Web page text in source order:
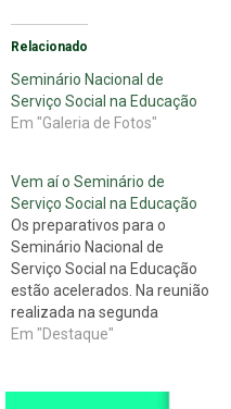
Relacionado
Seminário Nacional de
Serviço Social na Educação
Em "Galeria de Fotos"
Vem aí o Seminário de
Serviço Social na Educação
Os preparativos para o
Seminário Nacional de
Serviço Social na Educação
estão acelerados. Na reunião
realizada na segunda
quinzena de janeiro, em
Em "Destaque"